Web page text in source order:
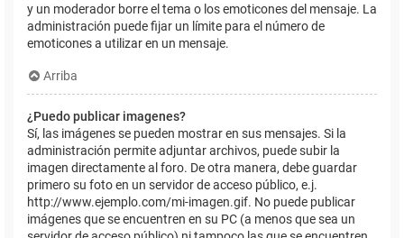
y un moderador borre el tema o los emoticones del mensaje. La
administración puede fijar un límite para el número de
emoticones a utilizar en un mensaje.
Arriba
¿Puedo publicar imagenes?
Sí, las imágenes se pueden mostrar en sus mensajes. Si la
administración permite adjuntar archivos, puede subir la
imagen directamente al foro. De otra manera, debe guardar
primero su foto en un servidor de acceso público, e.j.
http://www.ejemplo.com/mi-imagen.gif. No puede publicar
imágenes que se encuentren en su PC (a menos que sea un